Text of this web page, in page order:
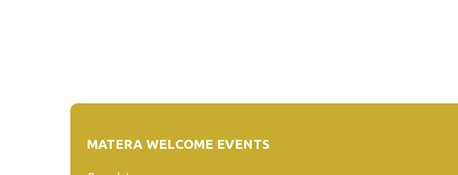
MATERA WELCOME EVENTS